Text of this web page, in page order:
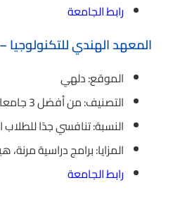
رابط الجامعة
المعهد الهندي
الموقع: دلهي
التصنيف: من أفضل 3 جامعات هندية
النسبة: تنافسي جدًا للطلاب
المزايا: برامج دراسية
رابط الجامعة